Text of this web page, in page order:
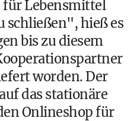
für Lebensmittel
schließen", hieß es
bis zu diesem
worden. Der
das stationäre
Onlineshop für